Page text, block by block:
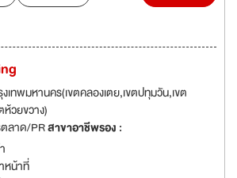
เทพมหานคร(เขตคลองเตย,เขตปทุมวัน,เขต
วยขวาง)
ลาด/PRสาขาอาชีพรอง :
หน้าที่